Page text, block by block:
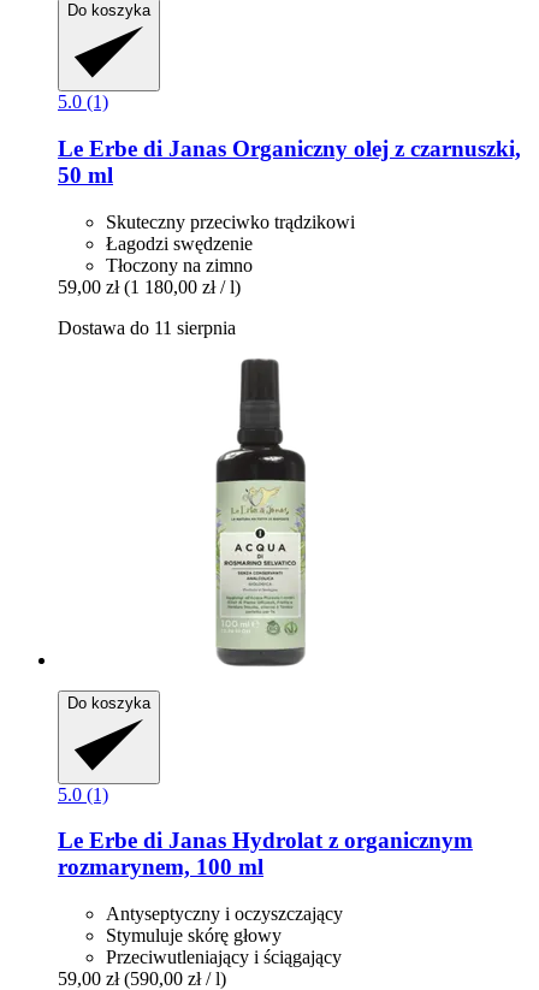
Do koszyka
5.0 (1)
Le Erbe di Janas Organiczny olej z czarnuszki,
50 ml
Skuteczny przeciwko trądzikowi
Łagodzi swędzenie
Tłoczony na zimno
59,00 zł (1 180,00 zł / l)
Dostawa do 11 sierpnia
Do koszyka
5.0 (1)
Le Erbe di Janas Hydrolat z organicznym
rozmarynem, 100 ml
Antyseptyczny i oczyszczający
Stymuluje skórę głowy
Przeciwutleniający i ściągający
59,00 zł (590,00 zł / l)